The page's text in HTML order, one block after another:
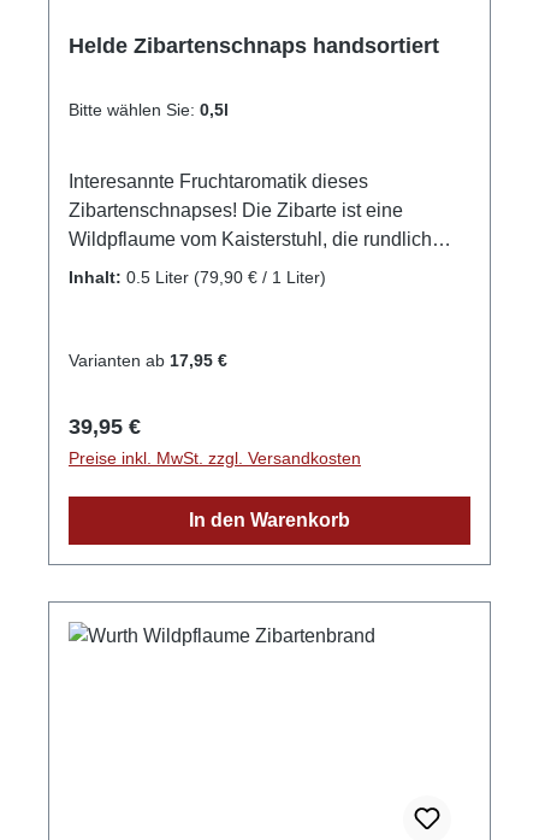
Helde Zibartenschnaps handsortiert
Bitte wählen Sie: 0,5l
Interesannte Fruchtaromatik dieses
Zibartenschnapses! Die Zibarte ist eine
Wildpflaume vom Kaisterstuhl, die rundlich
blau oder gelb aussieht. Diese badische
vollreifen Zibarten-Früchte werden sorgsam mit
zweifache Destillation ergibt den Feinbrand.
Die ideale Trinktemparatur liegt bei 16-18°C
Bioland zertifiziert! GPSR-Informationen
HerstellerFirma: Ökologisches Wein- & Sektgut
info@wein-helde.de
Inhalt: 0.5 Liter (79,90 € / 1 Liter)
Varianten ab 17,95 €
Regulärer Preis:
39,95 €
Preise inkl. MwSt. zzgl. Versandkosten
In den Warenkorb